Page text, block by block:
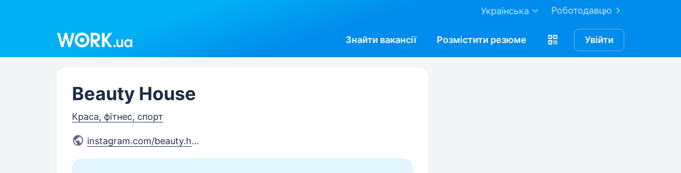
Роботодавцю
Українська
Знайти вакансії Розмістити резюме Увійти
Beauty House
Краса, фітнес, спорт
instagram.com/beauty.house.c